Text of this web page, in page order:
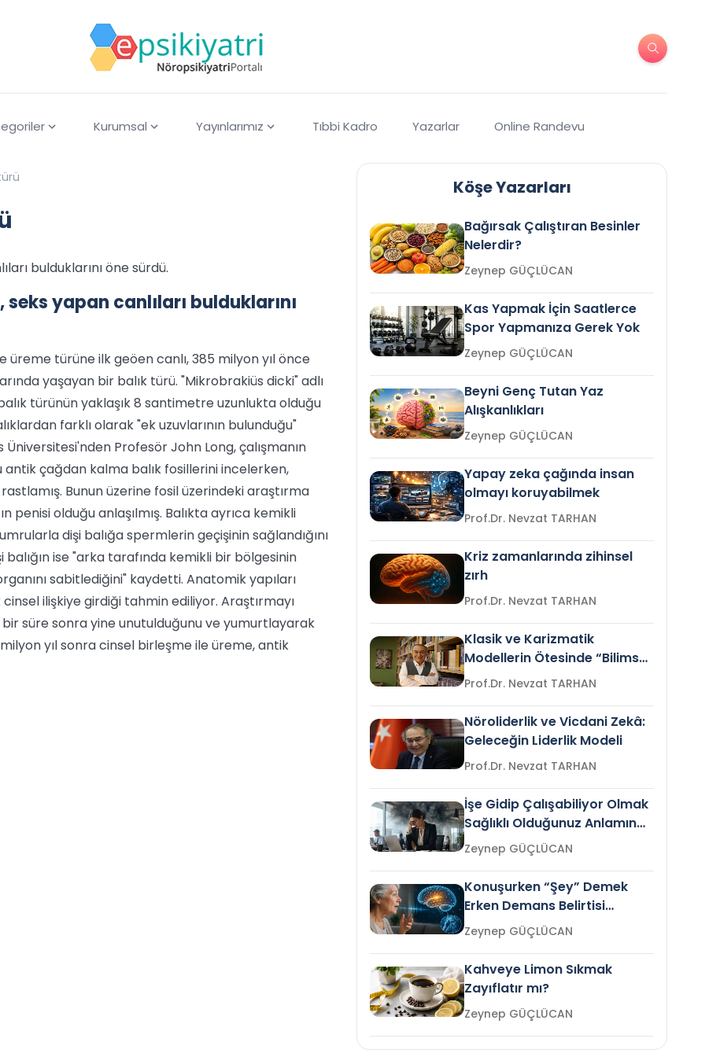
Kurumsal Yayınlarımız Tıbbi Kadro Yazarlar Online Randevu
bulduklarını öne sürdü.
yapan canlıları bulduklarını
türüne ilk geöen canlı, 385 milyon yıl önce
yaşayan bir balık türü. "Mikrobrakiüs dicki" adlı
türünün yaklaşık 8 santimetre uzunlukta olduğu
farklı olarak "ek uzuvlarının bulunduğu"
Profesör John Long, çalışmanın
antik çağdan kalma balık fosillerini incelerken,
Bunun üzerine fosil üzerindeki araştırma
penisi olduğu anlaşılmış. Balıkta ayrıca kemikli
dişi balığa spermlerin geçişinin sağlandığını
ise "arka tarafında kemikli bir bölgesinin
sabitlediğini" kaydetti. Anatomik yapıları
ilişkiye girdiği tahmin ediliyor. Araştırmayı
süre sonra yine unutulduğunu ve yumurtlayarak
yıl sonra cinsel birleşme ile üreme, antik
Köşe Yazarları
Bağırsak Çalıştıran Besinler
Nelerdir?
Zeynep GÜÇLÜCAN
Kas Yapmak İçin Saatlerce
Spor Yapmanıza Gerek Yok
Zeynep GÜÇLÜCAN
Beyni Genç Tutan Yaz
Alışkanlıkları
Zeynep GÜÇLÜCAN
Yapay zeka çağında insan
olmayı koruyabilmek
Prof.Dr. Nevzat TARHAN
Kriz zamanlarında zihinsel
zırh
Prof.Dr. Nevzat TARHAN
Klasik ve Karizmatik
Modellerin Ötesinde “Bilimsel
Liderlik”
Prof.Dr. Nevzat TARHAN
Nöroliderlik ve Vicdani Zekâ:
Geleceğin Liderlik Modeli
Prof.Dr. Nevzat TARHAN
İşe Gidip Çalışabiliyor Olmak
Sağlıklı Olduğunuz Anlamına
Gelir mi?Zeynep GÜÇLÜCAN
Konuşurken “Şey” Demek
Erken Demans Belirtisi
Olabilir mi?Zeynep GÜÇLÜCAN
Kahveye Limon Sıkmak
Zayıflatır mı?
Zeynep GÜÇLÜCAN